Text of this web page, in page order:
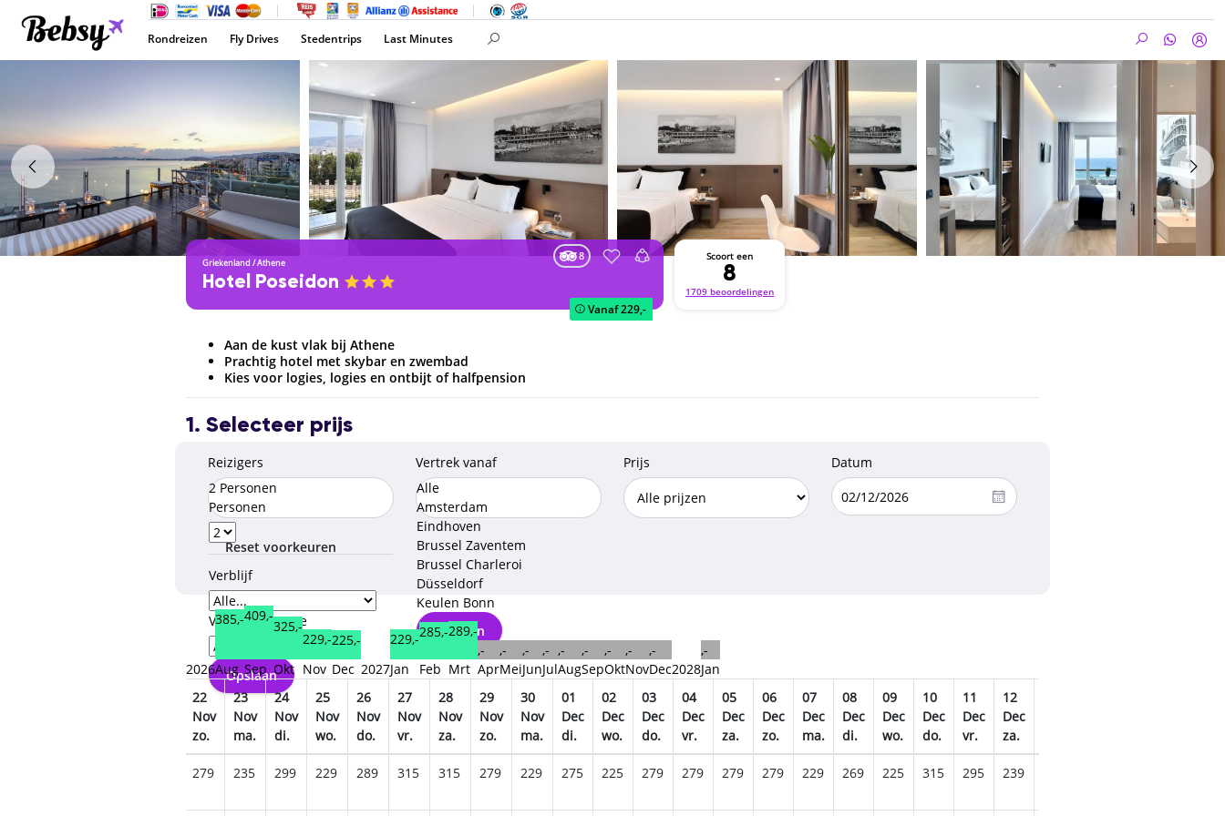
Rondreizen Fly Drives Stedentrips Last Minutes
Griekenland /Athene
8
Hotel Poseidon
Vanaf229,-
Scoort een
8
1709 beoordelingen
Aan de kust vlak bij Athene
Prachtig hotel met skybar en zwembad
Kies voor logies, logies en ontbijt of halfpension
1. Selecteer prijs
Reizigers
2 Personen
Personen
Verblijf
Verzorgingstype
Opslaan
Vertrek vanaf
Alle
Amsterdam
Eindhoven
Brussel Zaventem
Brussel Charleroi
Düsseldorf
Keulen Bonn
Opslaan
Prijs Datum
Reset voorkeuren
2026
385,-
Aug
409,-
Sep
325,-
Okt
229,-
Nov
225,-
Dec 2027
229,-
Jan
285,-
Feb
289,-
Mrt
,-
Apr
,-
Mei
,-
Jun
,-
Jul
,-
Aug
,-
Sep
,-
Okt
,-
Nov
,-
Dec2028
,-
Jan
22
Nov
zo.
23
Nov
ma.
24
Nov
di.
25
Nov
wo.
26
Nov
do.
27
Nov
vr.
28
Nov
za.
29
Nov
zo.
30
Nov
ma.
01
Dec
di.
02
Dec
wo.
03
Dec
do.
04
Dec
vr.
05
Dec
za.
06
Dec
zo.
07
Dec
ma.
08
Dec
di.
09
Dec
wo.
10
Dec
do.
11
Dec
vr.
12
Dec
za.
279 235 299 229 289 315 315 279 229 275 225 279 279 279 279 229 269 225 315 295 239